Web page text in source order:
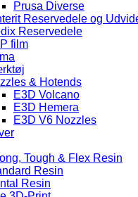
Prusa Diverse
Reservedele og
Reservedele
film
& Hotends
E3D Volcano
E3D Hemera
E3D V6 Nozzles
Tough & Flex Resin
Resin
Resin